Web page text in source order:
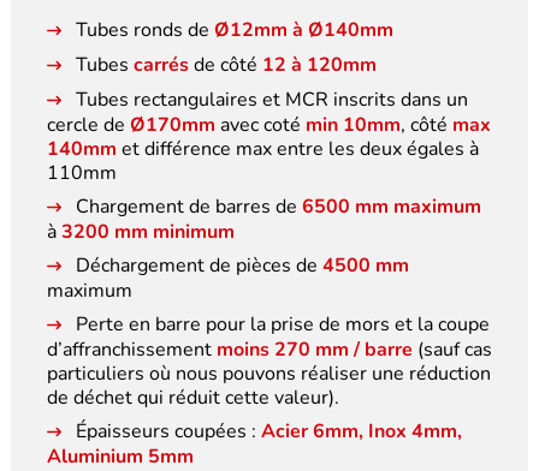
Tubes ronds de Ø12mm à Ø140mm
Tubes carrésde côté 12 à 120mm
Tubes rectangulaires et MCR inscrits dans un
cercle de Ø170mm avec coté min 10mm, côté max
140mm et différence max entre les deux égales à
110mm
Chargement de barres de 6500 mm maximum
à3200 mm minimum
Déchargement de pièces de 4500 mm
maximum
Perte en barre pour la prise de mors et la coupe
d’affranchissement moins 270 mm / barre (sauf cas
particuliers où nous pouvons réaliser une réduction
de déchet qui réduit cette valeur).
Épaisseurs coupées : Acier 6mm, Inox 4mm,
Aluminium 5mm